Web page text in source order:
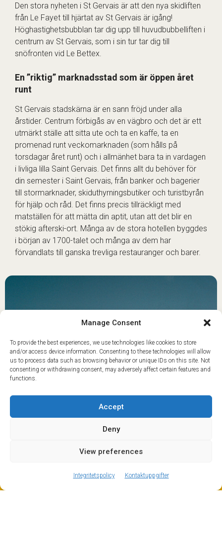
Manage Consent
To provide the best experiences, we use technologies like cookies to store
and/or access device information. Consenting to these technologies will allow
us to process data such as browsing behavior or unique IDs on this site. Not
consenting or withdrawing consent, may adversely affect certain features and
functions.
Accept
Deny
View preferences
Integritetspolicy Kontaktuppgifter
Den stora nyheten i St Gervais är att den nya skidliften
från Le Fayet till hjärtat av St Gervais är igång!
Höghastighetsbubblan tar dig upp till huvudbubbelliften i
centrum av St Gervais, som i sin tur tar dig till
snöfronten vid Le Bettex.
En ”riktig” marknadsstad som är öppen året
runt
St Gervais stadskärna är en sann fröjd under alla
årstider. Centrum förbigås av en vägbro och det är ett
utmärkt ställe att sitta ute och ta en kaffe, ta en
promenad runt veckomarknaden (som hålls på
torsdagar året runt) och i allmänhet bara ta in vardagen
i livliga lilla Saint Gervais. Det finns allt du behöver för
din semester i Saint Gervais, från banker och bagerier
till stormarknader, skiduthyrningsbutiker och turistbyrån
för hjälp och råd. Det finns precis tillräckligt med
matställen för att mätta din aptit, utan att det blir en
stökig afterski-ort. Många av de stora hotellen byggdes
i början av 1700-talet och många av dem har
förvandlats till ganska trevliga restauranger och barer.
The new European Entry/Exit System is now in place.